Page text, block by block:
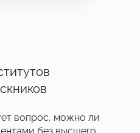
вопрос, можно ли
без высшего